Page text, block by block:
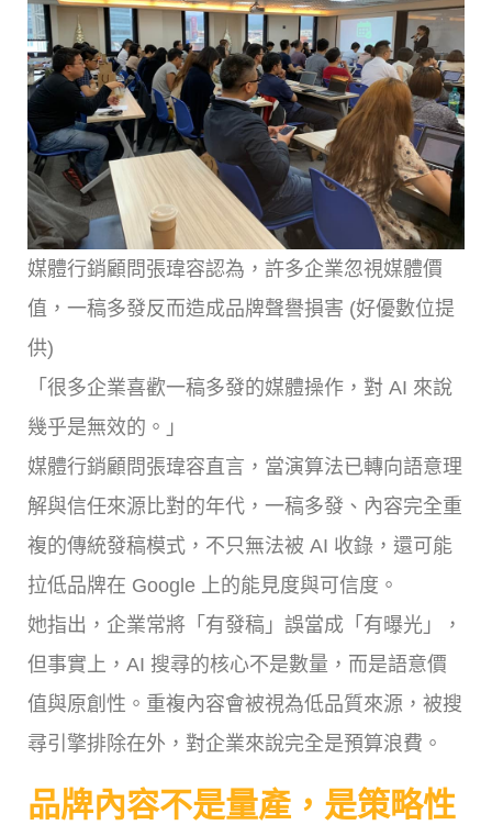
媒體行銷顧問張瑋容認為，許多企業忽視媒體價
值，一稿多發反而造成品牌聲譽損害 (好優數位提
供)
「很多企業喜歡一稿多發的媒體操作，對 AI 來說
幾乎是無效的。」
媒體行銷顧問張瑋容直言，當演算法已轉向語意理
解與信任來源比對的年代，一稿多發、內容完全重
複的傳統發稿模式，不只無法被 AI 收錄，還可能
拉低品牌在 Google 上的能見度與可信度。
她指出，企業常將「有發稿」誤當成「有曝光」，
但事實上，AI 搜尋的核心不是數量，而是語意價
值與原創性。重複內容會被視為低品質來源，被搜
尋引擎排除在外，對企業來說完全是預算浪費。
品牌內容不是量產，是策略性